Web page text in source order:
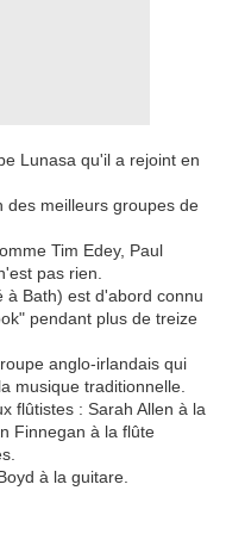
Lunasa qu'il a rejoint en
des meilleurs groupes de
Tim Edey, Paul
pas rien.
à Bath) est d'abord connu
pendant plus de treize
anglo-irlandais qui
musique traditionnelle.
flûtistes : Sarah Allen à la
Finnegan à la flûte
à la guitare.